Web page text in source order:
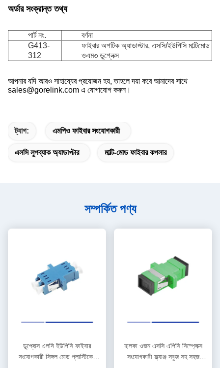
অর্ডার সংক্রান্ত তথ্য
পার্ট নং.
বর্ণনা
G413-
312
ফাইবার অপটিক অ্যাডাপ্টার, এসসি/ইউপিসি মাল্টিমোড
ওএম৩ ডুপ্লেক্স
আপনার যদি আরও সাহায্যের প্রয়োজন হয়, তাহলে দয়া করে আমাদের সাথে
sales@gorelink.com এ যোগাযোগ করুন।
ট্যাগ: এমপিও ফাইবার সংযোগকারী
এলসি লুপব্যাক অ্যাডাপ্টার মাল্টি-মোড ফাইবার কপলার
সম্পর্কিত পণ্য
ডুপ্লেক্স এলসি ইউপিসি ফাইবার
সংযোগকারী সিঙ্গল মোড প্লাস্টিকের
হালকা ওজন এসসি এপিসি সিম্প্লেক্স
সংযোগকারী ফ্ল্যাঞ্জ সবুজ সহ সহজ